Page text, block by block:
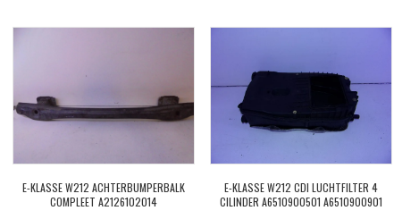
E-KLASSE W212 ACHTERBUMPERBALK
COMPLEET A2126102014
E-KLASSE W212 CDI LUCHTFILTER 4
CILINDER A6510900501 A6510900901